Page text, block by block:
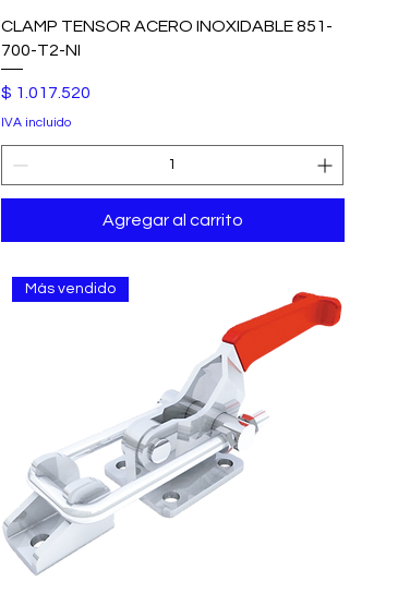
CLAMP TENSOR ACERO INOXIDABLE 851-
700-T2-NI
Precio
$ 1.017.520
IVA incluido
Agregar al carrito
Más vendido